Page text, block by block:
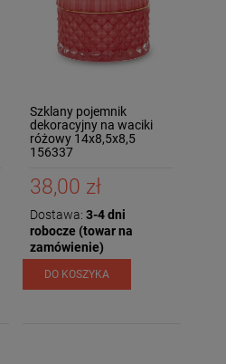
Szklany pojemnik
dekoracyjny na waciki
różowy 14x8,5x8,5
156337
38,00 zł
Dostawa: 3-4 dni
robocze (towar na
zamówienie)
DO KOSZYKA